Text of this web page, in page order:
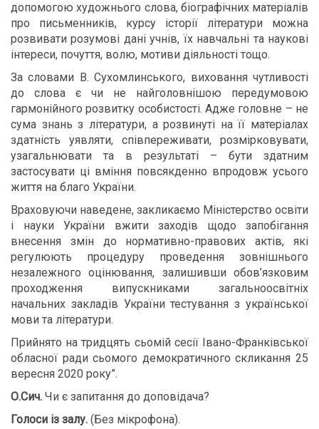
допомогою художнього слова, біографічних матеріалів
про письменників, курсу історії літератури можна
розвивати розумові дані учнів, їх навчальні та наукові
інтереси, почуття, волю, мотиви діяльності тощо.
За словами В. Сухомлинського, виховання чутливості
до слова є чи не найголовнішою передумовою
гармонійного розвитку особистості. Адже головне – не
сума знань з літератури, а розвинуті на її матеріалах
здатність уявляти, співпереживати, розмірковувати,
узагальнювати та в результаті – бути здатним
застосувати ці вміння повсякденно впродовж усього
життя на благо України.
Враховуючи наведене, закликаємо Міністерство освіти
і науки України вжити заходів щодо запобігання
внесення змін до нормативно-правових актів, які
регулюють процедуру проведення зовнішнього
незалежного оцінювання, залишивши обов’язковим
проходження випускниками загальноосвітніх
начальних закладів України тестування з української
мови та літератури.
Прийнято на тридцять сьомій сесії Івано-Франківської
обласної ради сьомого демократичного скликання 25
вересня 2020 року”.
О.Сич. Чи є запитання до доповідача?
Голоси із залу. (Без мікрофона).